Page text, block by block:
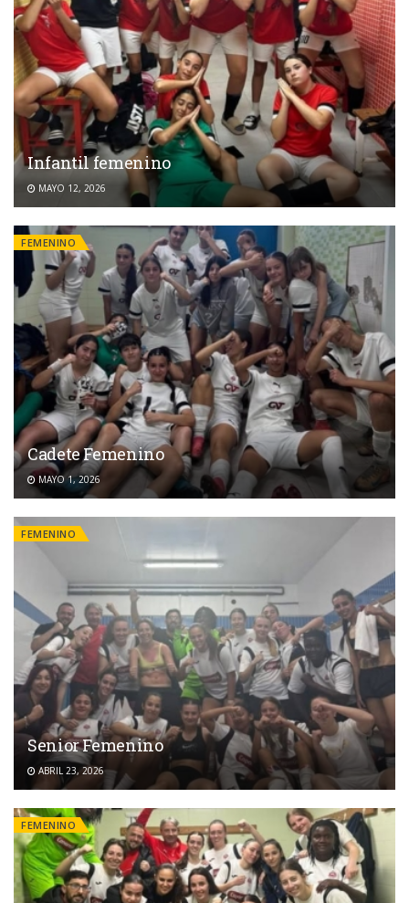
Infantil femenino
MAYO 12, 2026
FEMENINO
Cadete Femenino
MAYO 1, 2026
FEMENINO
Senior Femenino
ABRIL 23, 2026
FEMENINO